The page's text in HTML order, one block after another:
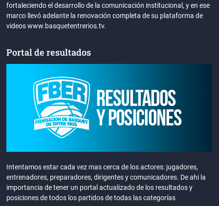
fortaleciendo el desarrollo de la comunicación institucional, y en ese
marco llevó adelante la renovación completa de su plataforma de
videos www.basquetentrerios.tv.
Portal de resultados
Intentamos estar cada vez mas cerca de los actores: jugadores,
entrenadores, preparadores, dirigentes y comunicadores. De ahi la
importancia de tener un portal actualizado de los resultados y
posiciones de todos los partidos de todas las categorías